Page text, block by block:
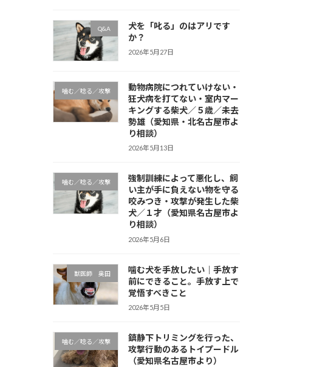
Q&A
犬を「叱る」のはアリです
か？
2026年5月27日
噛む／唸る／攻撃
動物病院につれていけない・
狂犬病を打てない・室内マー
キングする柴犬／５歳／未去
勢雄（愛知県・北名古屋市よ
り相談）
2026年5月13日
噛む／唸る／攻撃
強制訓練によって悪化し、飼
い主が手に負えない物を守る
咬みつき・攻撃が発生した柴
犬／１才（愛知県名古屋市よ
り相談）
2026年5月6日
獣医師 奥田
噛む犬を手放したい｜手放す
前にできること。手放す上で
覚悟すべきこと
2026年5月5日
噛む／唸る／攻撃
鎮静下トリミングを行った、
攻撃行動のあるトイプードル
（愛知県名古屋市より）